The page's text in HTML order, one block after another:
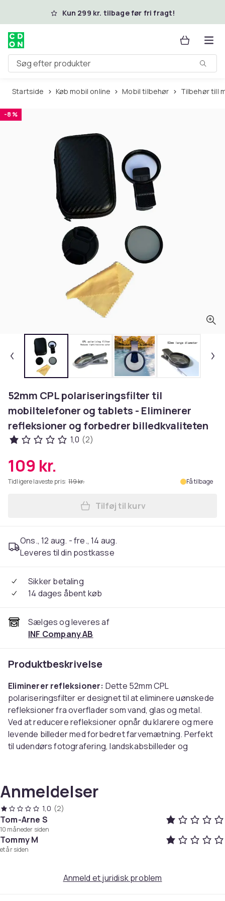
Spring til hovedindhold
Kun 299 kr. tilbage før fri fragt!
Søg efter produkter
Startside Køb mobil online Mobil tilbehør Tilbehør till
-8 %
52mm CPL polariseringsfilter til
mobiltelefoner og tablets - Eliminerer
refleksioner og forbedrer billedkvaliteten
1,0 (2)
109 kr.
Tidligere laveste pris: 119 kr. Få tilbage
Læg 52mm CPL
Tilføj til kurv
Ons., 12 aug. - fre., 14 aug.
Leveres til din postkasse
Sikker betaling
14 dages åbent køb
Sælges og leveres af
INF Company AB
Produktbeskrivelse
Eliminerer refleksioner: Dette 52mm CPL
polariseringsfilter er designet til at eliminere uønskede
refleksioner fra overflader som vand, glas og metal.
Ved at reducere refleksioner opnår du klarere og mere
levende billeder med forbedret farvemætning. Perfekt
til udendørs fotografering, landskabsbilleder og
der ønsker at tage billedkvaliteten til næste niveau.
Forbedret farvemætning:
farvemætningen i dine billeder ved at reducere dis og
slør, hvilket resulterer i mere levende og naturtro
farver. Dette er især nyttigt i landskabsfotografering,
hvor du ønsker at fremhæve de blå nuancer i himlen og
med at reducere lysspredning, hvilket giver skarpere
Anmeldelser
1,0 (2)
Tom-Arne S
10 måneder siden
Tommy M
et år siden
Anmeld et juridisk problem